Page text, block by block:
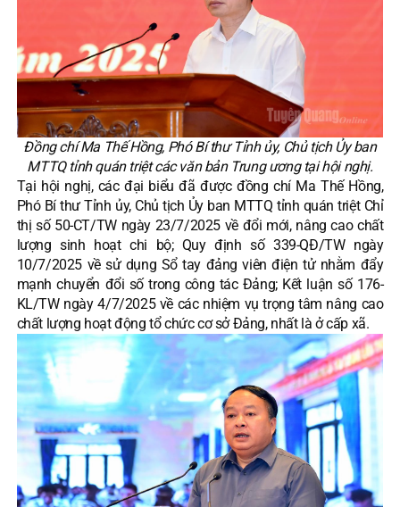
Đồng chí Ma Thế Hồng, Phó Bí thư Tỉnh ủy, Chủ tịch Ủy ban
MTTQ tỉnh quán triệt các văn bản Trung ương tại hội nghị.
Tại hội nghị, các đại biểu đã được đồng chí Ma Thế Hồng,
Phó Bí thư Tỉnh ủy, Chủ tịch Ủy ban MTTQ tỉnh quán triệt Chỉ
thị số 50-CT/TW ngày 23/7/2025 về đổi mới, nâng cao chất
lượng sinh hoạt chi bộ; Quy định số 339-QĐ/TW ngày
10/7/2025 về sử dụng Sổ tay đảng viên điện tử nhằm đẩy
mạnh chuyển đổi số trong công tác Đảng; Kết luận số 176-
KL/TW ngày 4/7/2025 về các nhiệm vụ trọng tâm nâng cao
chất lượng hoạt động tổ chức cơ sở Đảng, nhất là ở cấp xã.